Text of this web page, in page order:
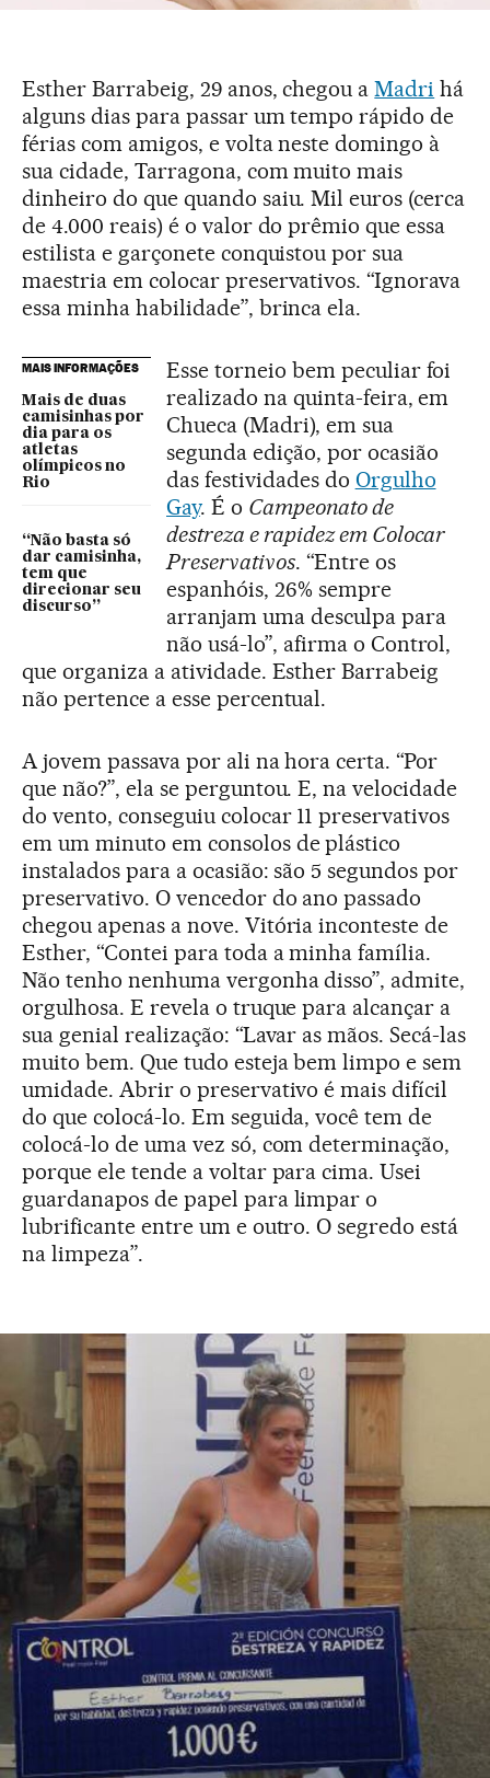
Esther Barrabeig, 29 anos, chegou aMadri há
alguns dias para passar um tempo rápido de
férias com amigos, e volta neste domingo à
sua cidade, Tarragona, com muito mais
dinheiro do que quando saiu. Mil euros (cerca
de 4.000 reais) é o valor do prêmio que essa
estilista e garçonete conquistou por sua
maestria em colocar preservativos. “Ignorava
essa minha habilidade”, brinca ela.
MAIS INFORMAÇÕES
Mais de duas
camisinhas por
dia para os
atletas
olímpicos no
Rio
“Não basta só
dar camisinha,
tem que
direcionar seu
discurso”
Esse torneio bem peculiar foi
realizado na quinta-feira, em
Chueca (Madri), em sua
segunda edição, por ocasião
das festividades do Orgulho
Gay. É o Campeonato de
destreza e rapidez em Colocar
Preservativos. “Entre os
espanhóis, 26% sempre
arranjam uma desculpa para
não usá-lo”, afirma o Control,
que organiza a atividade. Esther Barrabeig
não pertence a esse percentual.
A jovem passava por ali na hora certa. “Por
que não?”, ela se perguntou. E, na velocidade
do vento, conseguiu colocar 11 preservativos
em um minuto em consolos de plástico
instalados para a ocasião: são 5 segundos por
preservativo. O vencedor do ano passado
chegou apenas a nove. Vitória inconteste de
Esther, “Contei para toda a minha família.
Não tenho nenhuma vergonha disso”, admite,
orgulhosa. E revela o truque para alcançar a
sua genial realização: “Lavar as mãos. Secá-las
muito bem. Que tudo esteja bem limpo e sem
umidade. Abrir o preservativo é mais difícil
do que colocá-lo. Em seguida, você tem de
colocá-lo de uma vez só, com determinação,
porque ele tende a voltar para cima. Usei
guardanapos de papel para limpar o
lubrificante entre um e outro. O segredo está
na limpeza”.